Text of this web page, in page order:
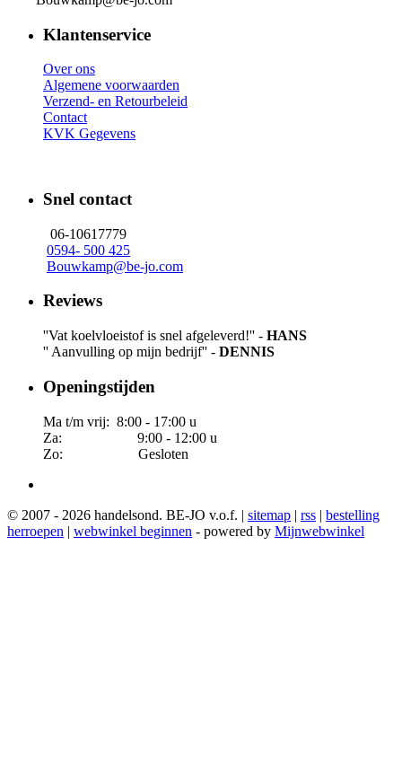
Klantenservice
Over ons
Algemene voorwaarden
Verzend- en Retourbeleid
Contact
KVK Gegevens
Snel contact
06-10617779
0594- 500 425
Bouwkamp@be-jo.com
Reviews
''Vat koelvloeistof is snel afgeleverd!'' - HANS
'' Aanvulling op mijn bedrijf'' - DENNIS
Openingstijden
Ma t/m vrij: 8:00 - 17:00 u
Za: 9:00 - 12:00 u
Zo: Gesloten
© 2007 - 2026 handelsond. BE-JO v.o.f. | sitemap | rss | bestelling
herroepen | webwinkel beginnen - powered by Mijnwebwinkel